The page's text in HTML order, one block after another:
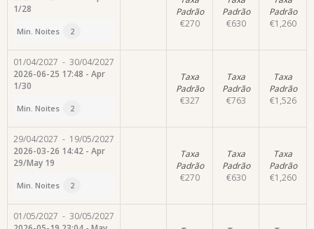
1/28
Min. Noites 2
Padrão
€270
Padrão
€630
Padrão
€1,260
01/04/2027 - 30/04/2027
2026-06-25 17:48 - Apr
1/30
Min. Noites 2
Taxa
Padrão
€327
Taxa
Padrão
€763
Taxa
Padrão
€1,526
29/04/2027 - 19/05/2027
2026-03-26 14:42 - Apr
29/May 19
Min. Noites 2
Taxa
Padrão
€270
Taxa
Padrão
€630
Taxa
Padrão
€1,260
01/05/2027 - 30/05/2027